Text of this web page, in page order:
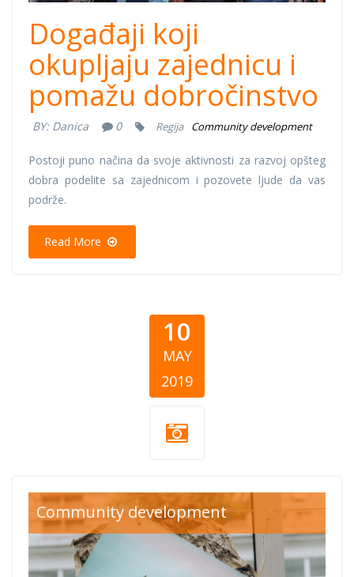
Događaji koji
okupljaju zajednicu i
pomažu dobročinstvo
BY: Danica 0 Regija Community development
Postoji puno načina da svoje aktivnosti za razvoj opšteg
dobra podelite sa zajednicom i pozovete ljude da vas
podrže.
Read More
10
MAY
2019
aleksandar
ilievski
Community development